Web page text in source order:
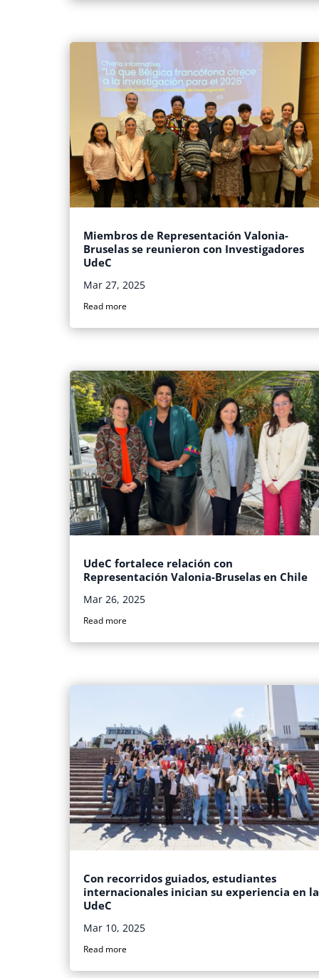
Miembros de Representación Valonia-
Bruselas se reunieron con Investigadores
UdeC
Mar 27, 2025
Read more
UdeC fortalece relación con
Representación Valonia-Bruselas en Chile
Mar 26, 2025
Read more
Con recorridos guiados, estudiantes
internacionales inician su experiencia en la
UdeC
Mar 10, 2025
Read more